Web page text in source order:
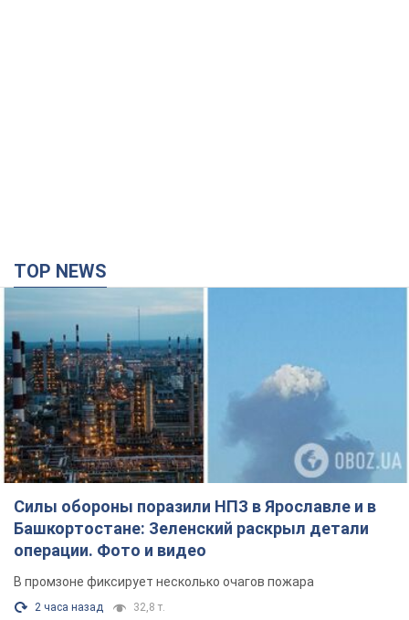
TOP NEWS
Силы обороны поразили НПЗ в Ярославле и в
Башкортостане: Зеленский раскрыл детали
операции. Фото и видео
В промзоне фиксирует несколько очагов пожара
2 часа назад 32,8 т.